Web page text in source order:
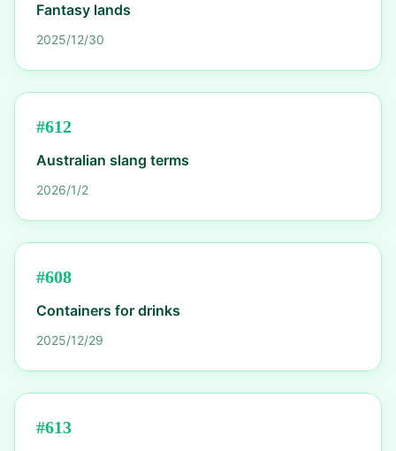
Fantasy lands
2025/12/30
#612
Australian slang terms
2026/1/2
#608
Containers for drinks
2025/12/29
#613